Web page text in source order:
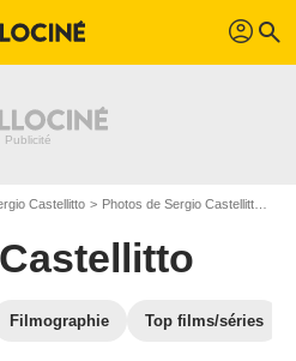
profil search
Castellitto Photos de Sergio Castellitto
Filmographie Top films/séries